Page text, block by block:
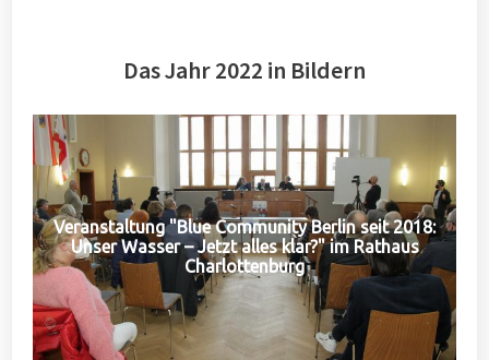
Das Jahr 2022 in Bildern
Veranstaltung "Blue Community Berlin seit 2018:
Unser Wasser – Jetzt alles klar?" im Rathaus
Charlottenburg